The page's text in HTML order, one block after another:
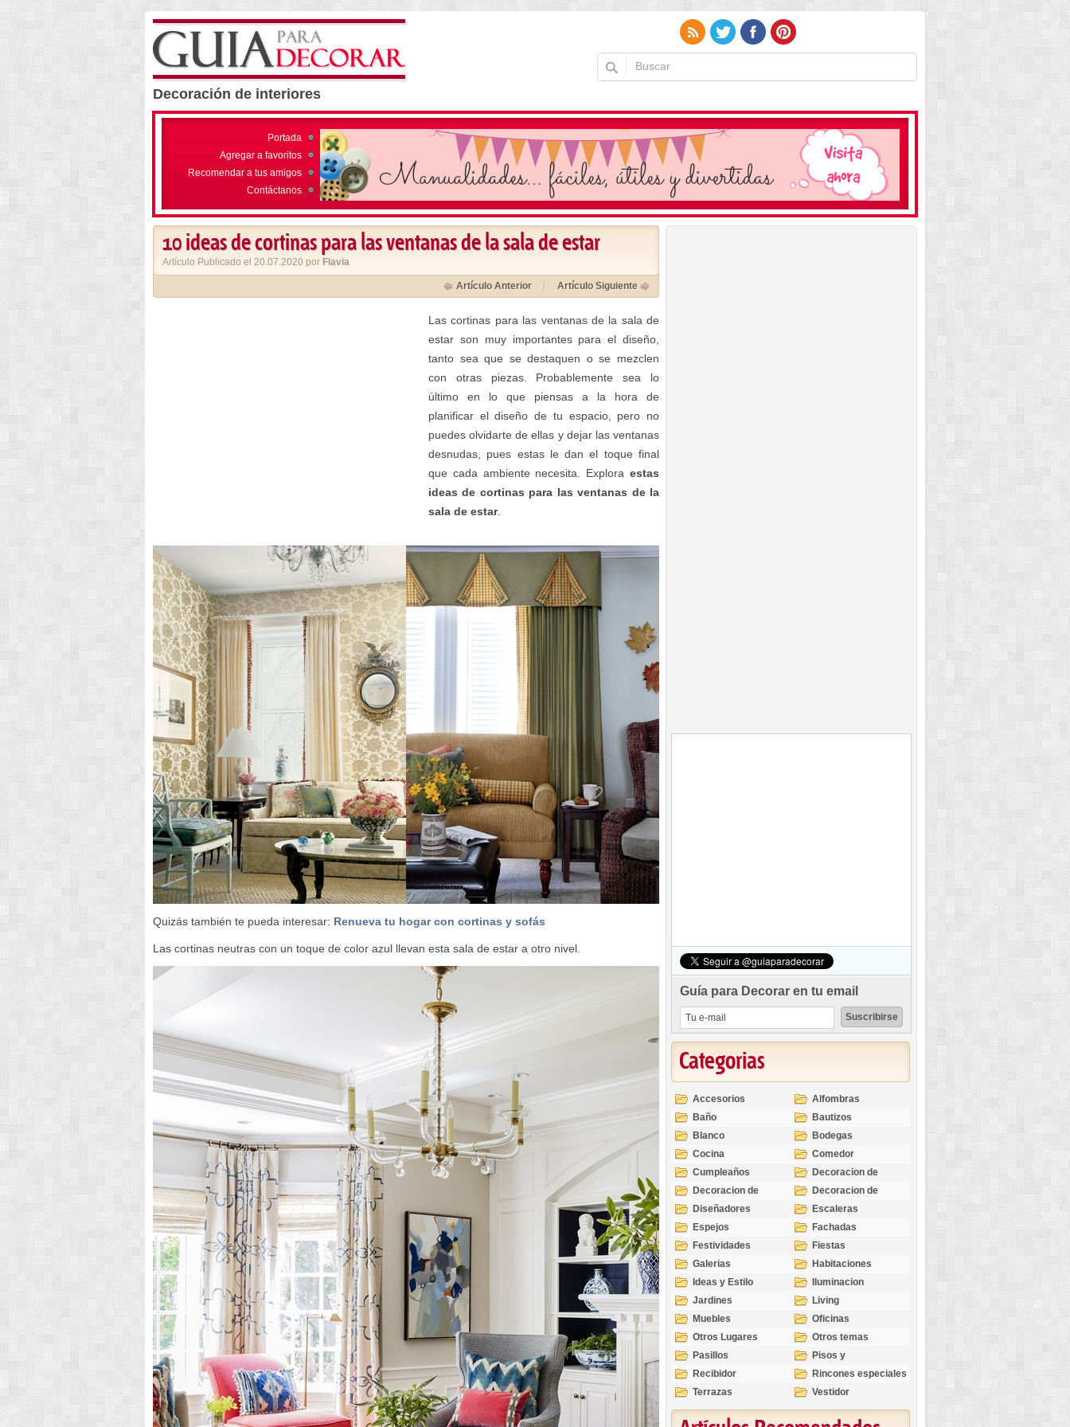
Decoración de interiores
Portada
Agregar a favoritos
Recomendar a tus amigos
Contáctanos
10 ideas de cortinas para las ventanas de la sala de estar
Artículo Publicado el 20.07.2020 por Flavia
Artículo Anterior Artículo Siguiente
Las cortinas para las ventanas de la sala de
estar son muy importantes para el diseño,
tanto sea que se destaquen o se mezclen
con otras piezas. Probablemente sea lo
último en lo que piensas a la hora de
planificar el diseño de tu espacio, pero no
puedes olvidarte de ellas y dejar las ventanas
desnudas, pues estas le dan el toque final
que cada ambiente necesita. Explora estas
ideas de cortinas para las ventanas de la
sala de estar.
Quizás también te pueda interesar: Renueva tu hogar con cortinas y sofás
Las cortinas neutras con un toque de color azul llevan esta sala de estar a otro nivel.
Guía para Decorar en tu email
Categorias
Accesorios
Alfombras
Baño
Bautizos
Blanco
Bodegas
Cocina
Comedor
Cumpleaños
Decoracion de
Exteriores
Decoracion de
Interiores
Decoracion de
Ocasiones
Diseñadores
Escaleras
Espejos
Fachadas
Festividades
Fiestas
Galerias
Habitaciones
Ideas y Estilo
Iluminacion
Jardines
Living
Muebles
Oficinas
Otros Lugares
Otros temas
Pasillos
Pisos y
revestimientos
Recibidor
Rincones especiales
Terrazas
Vestidor